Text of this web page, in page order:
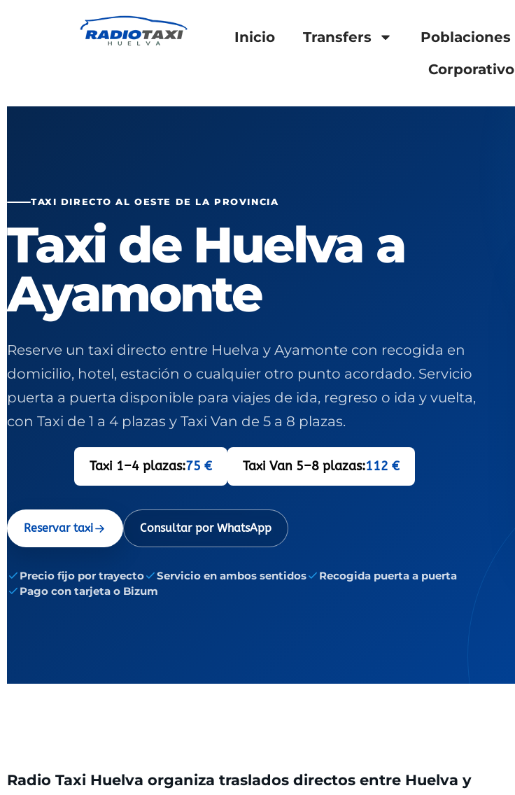
Inicio Transfers Poblaciones
Corporativo
TAXI DIRECTO AL OESTE DE LA PROVINCIA
Taxi de Huelva a
Ayamonte
Reserve un taxi directo entre Huelva y Ayamonte con recogida en
domicilio, hotel, estación o cualquier otro punto acordado. Servicio
puerta a puerta disponible para viajes de ida, regreso o ida y vuelta,
con Taxi de 1 a 4 plazas y Taxi Van de 5 a 8 plazas.
Taxi 1–4 plazas:75 € Taxi Van 5–8 plazas:112 €
Reservar taxi Consultar por WhatsApp
Precio fijo por trayecto Servicio en ambos sentidos
Recogida puerta a puerta
Pago con tarjeta o Bizum
Radio Taxi Huelva organiza traslados directos entre Huelva y